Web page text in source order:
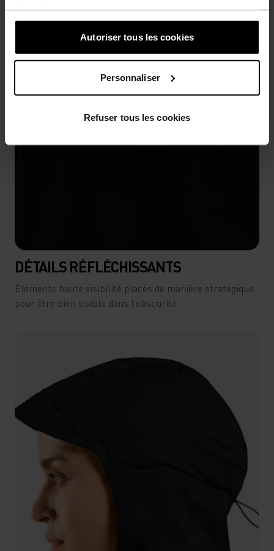
Autoriser tous les cookies
Personnaliser
Refuser tous les cookies
DÉTAILS RÉFLÉCHISSANTS
Éléments haute visibilité placés de manière stratégique
pour être bien visible dans l’obscurité.